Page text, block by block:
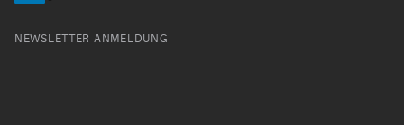
NEWSLETTER ANMELDUNG